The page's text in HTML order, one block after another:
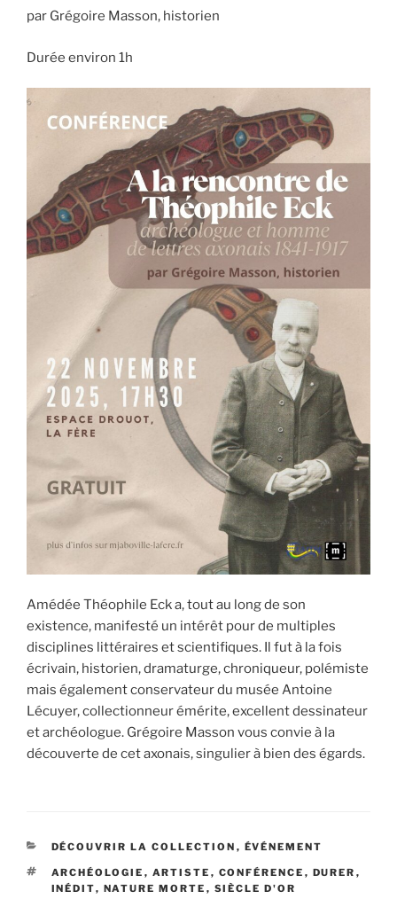
par Grégoire Masson, historien
Durée environ 1h
Amédée Théophile Eck a, tout au long de son
existence, manifesté un intérêt pour de multiples
disciplines littéraires et scientifiques. Il fut à la fois
écrivain, historien, dramaturge, chroniqueur, polémiste
mais également conservateur du musée Antoine
Lécuyer, collectionneur émérite, excellent dessinateur
et archéologue. Grégoire Masson vous convie à la
découverte de cet axonais, singulier à bien des égards.
CATÉGORIES
DÉCOUVRIR LA COLLECTION , ÉVÉNEMENT
ÉTIQUETTES
ARCHÉOLOGIE , ARTISTE , CONFÉRENCE , DURER ,
INÉDIT, NATURE MORTE , SIÈCLE D'OR